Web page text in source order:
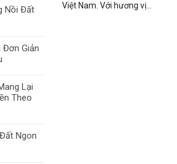
Nồi Đất
Đơn Giản
Lại
Theo
Ngon
Việt Nam. Với hương vị...